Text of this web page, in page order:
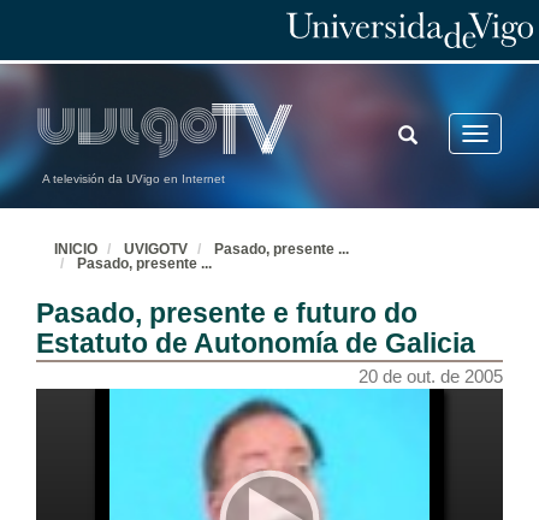
A televisión da UVigo en Internet
Toggle
TOGGLE
SEARCH
INICIO UVIGOTV Pasado, presente ...
Pasado, presente ...
Pasado, presente e futuro do
Estatuto de Autonomía de Galicia
20 de out. de 2005